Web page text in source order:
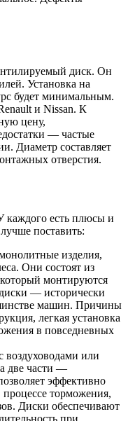
диск. Он
Установка на
будет минимальным.
и Nissan. К
цену,
— частые
Диаметр составляет
отверстия.
каждого есть плюсы и
поставить:
изделия,
Они состоят из
монтируются
— исторически
машин. Причины
легкая установка
в повседневных
или
две части —
эффективно
торможения,
Диски обеспечивают